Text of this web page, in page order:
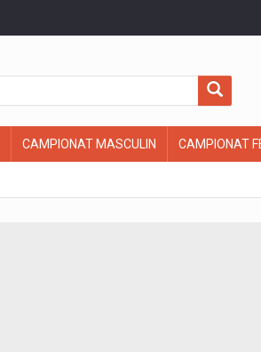
CAMPIONAT MASCULIN CAMPIONAT